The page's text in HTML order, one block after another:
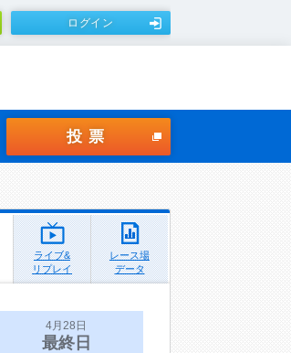
ログイン
投票
ライブ&
リプレイ
レース場
データ
4月28日
最終日